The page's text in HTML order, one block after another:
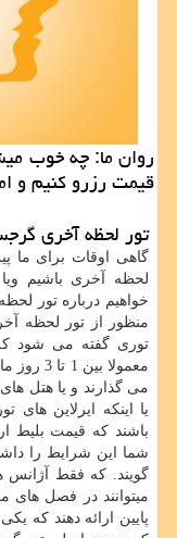
روان ما: چه خوب
قیمت رزرو كنیم و
تور لحظه آخری
گاهی اوقات برای ما
لحظه آخری باشیم
خواهیم درباره تور
منظور از تور لحظه
توری گفته می شود
معمولا
می گذارند و یا هتل
یا اینکه ایرلاین
باشند که قیمت بلیط
شما این شرایط را
گویند. که فقط آژانس
میتوانند در فصل های
پایین ارائه دهند که